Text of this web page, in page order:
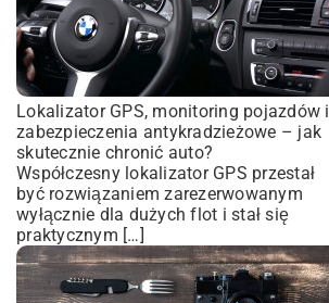
Lokalizator GPS, monitoring pojazdów i
zabezpieczenia antykradzieżowe – jak
skutecznie chronić auto?
Współczesny lokalizator GPS przestał
być rozwiązaniem zarezerwowanym
wyłącznie dla dużych flot i stał się
praktycznym […]